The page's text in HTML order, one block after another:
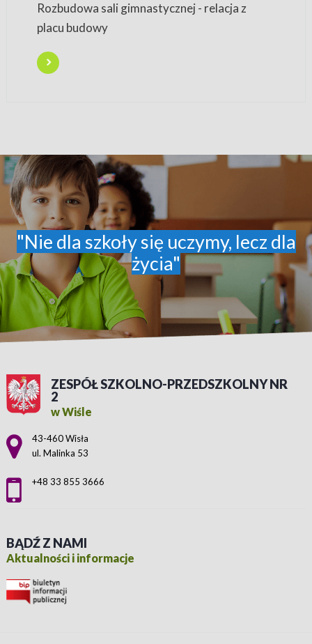
Rozbudowa sali gimnastycznej - relacja z
placu budowy
"Nie dla szkoły się uczymy, lecz dla
życia"
ZESPÓŁ SZKOLNO-PRZEDSZKOLNY NR
2
w Wiśle
Adres pocztowy:
43-460 Wisła
ul. Malinka 53
+48 33 855 3666
BĄDŹ Z NAMI
Aktualności i informacje